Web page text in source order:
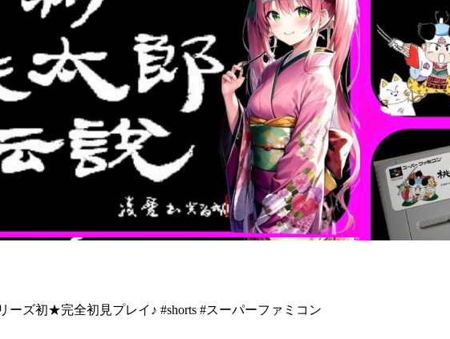
ーズ初★完全初見プレイ♪ #shorts #スーパーファミコン